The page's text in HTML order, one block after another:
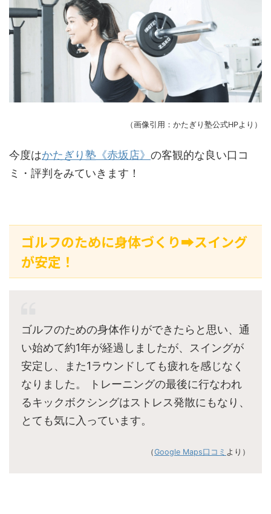
（画像引用：かたぎり塾公式HPより）
今度はかたぎり塾《赤坂店》 の客観的な良い口コ
ミ・評判をみていきます！
ゴルフのために身体づくり➡スイング
が安定！
ゴルフのための身体作りができたらと思い、通
い始めて約1年が経過しましたが、スイングが
安定し、また1ラウンドしても疲れを感じなく
なりました。 トレーニングの最後に行なわれ
るキックボクシングはストレス発散にもなり、
とても気に入っています。
（Google Maps口コミ より）